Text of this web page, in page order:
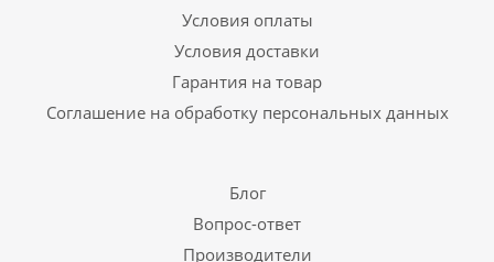
Условия оплаты
Условия доставки
Гарантия на товар
Соглашение на обработку персональных данных
Блог
Вопрос-ответ
Производители